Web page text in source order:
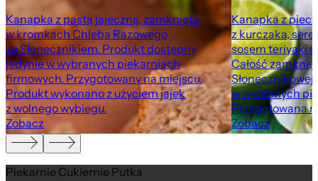
Kanapka z pastą jajeczną, zamknięta
w kromkach Chleba Razowego
ze Słonecznikiem. Produkt dostępny
jedynie w wybranych piekarniach
firmowych. Przygotowany na miejscu.
Produkt wykonano z użyciem jajek
z wolnego wybiegu.
Zobacz
Kanapka z
z kurczaka,
sosem teriyaki
Całość
w wybranych
Przygotowana
Zobacz
Piekarnie Cukiernie Putka